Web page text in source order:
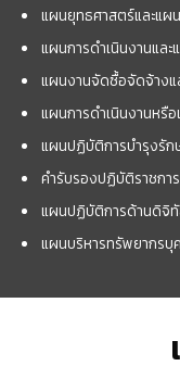
แผนยุทธศาสตร์และแผน
แผนการดำเนินงานแล
แผนงานจัดซื้อจัดจ้าง
แผนการดำเนินงานหรื
แผนปฏิบัติการบำรุงรัก
คำรับรองปฏิบัติราชการ
แผนปฏิบัติการด้านดิจิ
แผนบริหารทรัพยากรบุ